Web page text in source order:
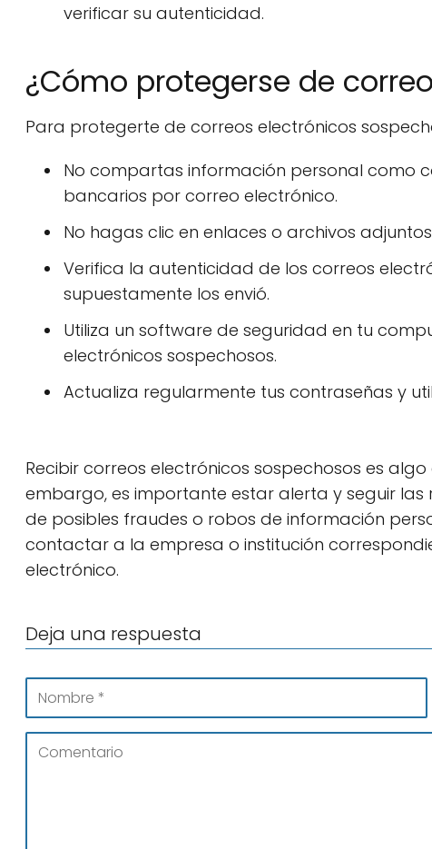
verificar su autenticidad.
¿Cómo protegerse de
Para protegerte de correos electrónicos
No compartas información personal como
bancarios por correo electrónico.
No hagas clic en enlaces o archivos
Verifica la autenticidad de los correos
supuestamente los envió.
Utiliza un software de seguridad en tu
electrónicos sospechosos.
Actualiza regularmente tus contraseñas y
Recibir correos electrónicos sospechosos es
embargo, es importante estar alerta y seguir
de posibles fraudes o robos de información
contactar a la empresa o institución
electrónico.
Deja una respuesta